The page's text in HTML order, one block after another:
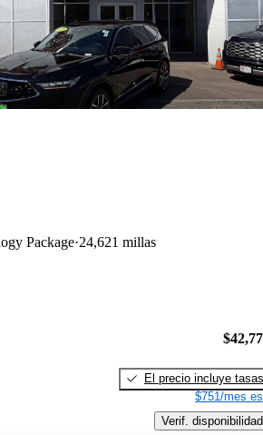
Package 24,621 millas
El precio incluye tasas
$751/mes
Verif. disponibilidad